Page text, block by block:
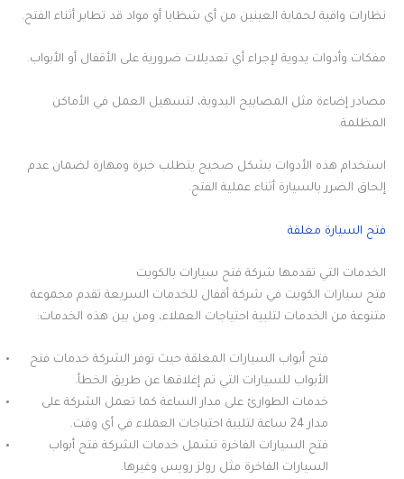
نظارات واقية لحماية العينين من أي شظايا أو مواد قد تطاير أثناء الفتح.
مفكات وأدوات يدوية لإجراء أي تعديلات ضرورية على الأقفال أو الأبواب.
مصادر إضاءة مثل المصابيح اليدوية، لتسهيل العمل في الأماكن
المظلمة.
استخدام هذه الأدوات بشكل صحيح يتطلب خبرة ومهارة لضمان عدم
إلحاق الضرر بالسيارة أثناء عملية الفتح.
فتح السيارة مغلقة
الخدمات التي تقدمها شركة فتح سيارات بالكويت
فتح سيارات الكويت في شركة أقفال للخدمات السريعة تقدم مجموعة
متنوعة من الخدمات لتلبية احتياجات العملاء، ومن بين هذه الخدمات:
فتح أبواب السيارات المغلقة حيث توفر الشركة خدمات فتح
الأبواب للسيارات التي تم إغلاقها عن طريق الخطأ.
خدمات الطوارئ على مدار الساعة كما تعمل الشركة على
مدار 24 ساعة لتلبية احتياجات العملاء في أي وقت.
فتح السيارات الفاخرة تشمل خدمات الشركة فتح أبواب
السيارات الفاخرة مثل رولز رويس وغيرها.